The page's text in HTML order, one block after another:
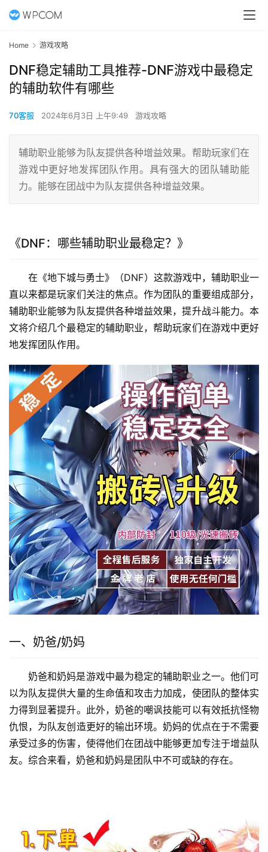
Home 游戏攻略
DNF稳定辅助工具推荐-DNF游戏中最稳定
的辅助软件有哪些
70客服 2024年6月3日 上午9:49 游戏攻略
辅助职业能够为队友提供各种增益效果。帮助玩家们在
游戏中更好地发挥团队作用。具有强大的团队辅助能
力。能够在团战中为队友提供各种增益效果。
《DNF：哪些辅助职业最稳定？》
在《地下城与勇士》（DNF）这款游戏中，辅助职业一
直以来都是玩家们关注的焦点。作为团队的重要组成部分，
辅助职业能够为队友提供各种增益效果，提升战斗能力。本
文将介绍几个最稳定的辅助职业，帮助玩家们在游戏中更好
地发挥团队作用。
一、奶爸/奶妈
奶爸和奶妈是游戏中最为稳定的辅助职业之一。他们可
以为队友提供大量的生命值和攻击力加成，使团队的整体实
力得到显著提升。此外，奶爸的嘲讽技能可以有效抵抗怪物
仇恨，为队友创造更好的输出环境。奶妈的优点在于不需要
承受过多的伤害，使得他们在团战中能够更加专注于增益队
友。综合来看，奶爸和奶妈是团队中不可或缺的存在。